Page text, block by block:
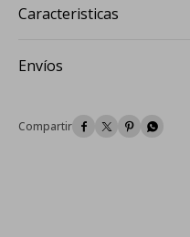
Caracteristicas
Envíos
   